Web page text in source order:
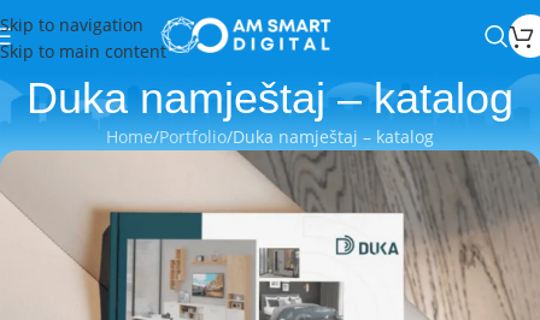
Skip to navigation
Skip to main content
Duka namještaj – katalog
Home Portfolio Duka namještaj – katalog